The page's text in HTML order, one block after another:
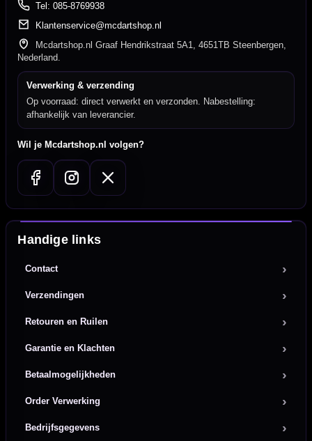
Tel: 085-8769938
Klantenservice@mcdartshop.nl
Mcdartshop.nl Graaf Hendrikstraat 5A1, 4651TB Steenbergen,
Nederland.
Verwerking & verzending
Op voorraad: direct verwerkt en verzonden. Nabestelling:
afhankelijk van leverancier.
Wil je Mcdartshop.nl volgen?
Handige links
Contact
Verzendingen
Retouren en Ruilen
Garantie en Klachten
Betaalmogelijkheden
Order Verwerking
Bedrijfsgegevens